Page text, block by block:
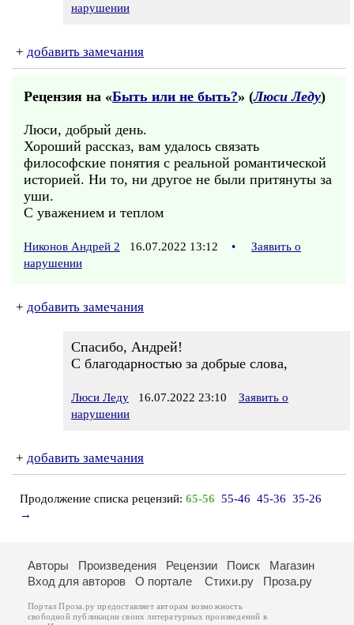
нарушении
+ добавить замечания
Рецензия на «Быть или не быть?» (Люси Леду)
Люси, добрый день.
Хороший рассказ, вам удалось связать
философские понятия с реальной романтической
историей. Ни то, ни другое не были притянуты за
уши.
С уважением и теплом
Никонов Андрей 2 16.07.2022 13:12 •
Заявить о
нарушении
+ добавить замечания
Спасибо, Андрей!
С благодарностью за добрые слова,
Люси Леду 16.07.2022 23:10
Заявить о
нарушении
+ добавить замечания
Продолжение списка рецензий: 65-56 55-46 45-36 35-26
→
Авторы Произведения Рецензии Поиск
Магазин
Вход для авторов
О портале Стихи.ру Проза.ру
Портал Проза.ру предоставляет авторам возможность
свободной публикации своих литературных произведений в